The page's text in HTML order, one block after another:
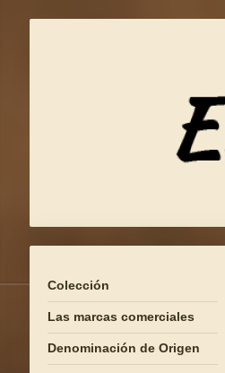
Colección
Las marcas comerciales
Denominación de Origen